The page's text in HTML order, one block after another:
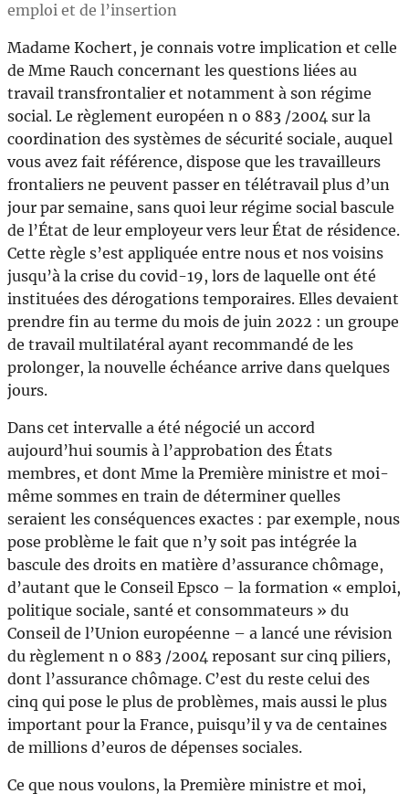
emploi et de l’insertion
Madame Kochert, je connais votre implication et celle
de Mme Rauch concernant les questions liées au
travail transfrontalier et notamment à son régime
social. Le règlement européen n o 883 /2004 sur la
coordination des systèmes de sécurité sociale, auquel
vous avez fait référence, dispose que les travailleurs
frontaliers ne peuvent passer en télétravail plus d’un
jour par semaine, sans quoi leur régime social bascule
de l’État de leur employeur vers leur État de résidence.
Cette règle s’est appliquée entre nous et nos voisins
jusqu’à la crise du covid-19, lors de laquelle ont été
instituées des dérogations temporaires. Elles devaient
prendre fin au terme du mois de juin 2022 : un groupe
de travail multilatéral ayant recommandé de les
prolonger, la nouvelle échéance arrive dans quelques
jours.
Dans cet intervalle a été négocié un accord
aujourd’hui soumis à l’approbation des États
membres, et dont Mme la Première ministre et moi-
même sommes en train de déterminer quelles
seraient les conséquences exactes : par exemple, nous
pose problème le fait que n’y soit pas intégrée la
bascule des droits en matière d’assurance chômage,
d’autant que le Conseil Epsco – la formation « emploi,
politique sociale, santé et consommateurs » du
Conseil de l’Union européenne – a lancé une révision
du règlement n o 883 /2004 reposant sur cinq piliers,
dont l’assurance chômage. C’est du reste celui des
cinq qui pose le plus de problèmes, mais aussi le plus
important pour la France, puisqu’il y va de centaines
de millions d’euros de dépenses sociales.
Ce que nous voulons, la Première ministre et moi,